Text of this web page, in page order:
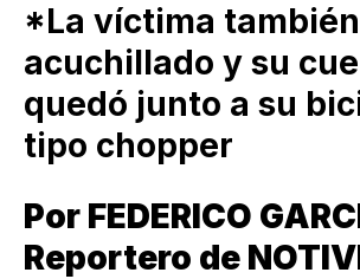
*La víctima
acuchillado y su
quedó junto a su
tipo chopper
Por FEDERICO
Reportero de